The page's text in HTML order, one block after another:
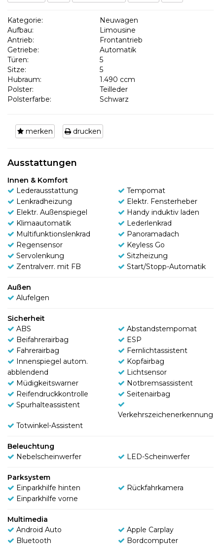
Kategorie:
Neuwagen
Aufbau:
Limousine
Antrieb:
Frontantrieb
Getriebe:
Automatik
Türen:
5
Sitze:
5
Hubraum:
1.490 ccm
Polster:
Teilleder
Polsterfarbe:
Schwarz
merken drucken
Ausstattungen
Innen & Komfort
Lederausstattung
Tempomat
Lenkradheizung
Elektr. Fensterheber
Elektr. Außenspiegel
Handy induktiv laden
Klimaautomatik
Lederlenkrad
Multifunktionslenkrad
Panoramadach
Regensensor
Keyless Go
Servolenkung
Sitzheizung
Zentralverr. mit FB
Start/Stopp-Automatik
Außen
Alufelgen
Sicherheit
ABS
Abstandstempomat
Beifahrerairbag
ESP
Fahrerairbag
Fernlichtassistent
Innenspiegel autom.
abblendend
Kopfairbag
Lichtsensor
Müdigkeitswarner
Notbremsassistent
Reifendruckkontrolle
Seitenairbag
Spurhalteassistent
Verkehrszeichenerkennung
Totwinkel-Assistent
Beleuchtung
Nebelscheinwerfer
LED-Scheinwerfer
Parksystem
Einparkhilfe hinten
Rückfahrkamera
Einparkhilfe vorne
Multimedia
Android Auto
Apple Carplay
Bluetooth
Bordcomputer